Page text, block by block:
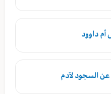
أم داوود
السجود لآدم